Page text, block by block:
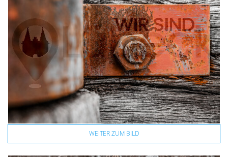
WEITER ZUM BILD